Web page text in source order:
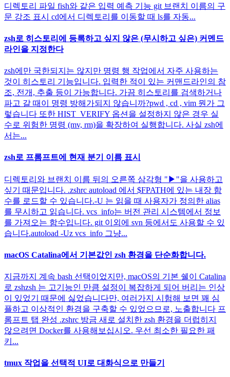
디렉토리 파일 fish와 같은 입력 예측 기능 git 브랜치 이름의 구
문 강조 표시 cd에서 디렉토리를 이동할 때 ls를 자동...
zsh로 히스토리에 등록하고 싶지 않은 (무시하고 싶은) 커멘드
라인을 지정한다
zsh에만 국한되지는 않지만 명령 행 작업에서 자주 사용하는
것이 히스토리 기능입니다. 입력한 적이 있는 커맨드라인의 참
조, 전개, 추출 등이 가능합니다. 가끔 히스토리를 검색하거나
파고 갈 때이 명령 방해가되지 않습니까?pwd , cd , vim 뭔가 그
렇습니다 또한 HIST_VERIFY 옵션을 설정하지 않은 경우 실
수로 위험한 명령 (mv, rm)을 확장하여 실행합니다. 사실 zsh에
서는...
zsh로 프롬프트에 현재 분기 이름 표시
디렉토리와 브랜치 이름 뒤의 오른쪽 삼각형 "▶︎"을 사용하고
싶기 때문입니다. .zshrc autoload 에서 $FPATH에 있는 내장 함
수를 로드할 수 있습니다.-U 는 읽을 때 사용자가 정의한 alias
를 무시하고 읽습니다. vcs_info는 버전 관리 시스템에서 정보
를 가져오는 함수입니다. git 이외에 svn 등에서도 사용할 수 있
습니다.autoload -Uz vcs_info 그냥...
macOS Catalina에서 기본값인 zsh 환경을 단순화합니다.
지금까지 계속 bash 선택이었지만, macOS의 기본 쉘이 Catalina
로 zshzsh 는 고기능인 만큼 설정이 복잡하게 되어 버리는 인상
이 있었기 때문에 싫었습니다만, 여러가지 시험해 보면 꽤 심
플하고 이상적인 환경을 구축할 수 있었으므로, 노출합니다 프
롬프트 탭 완성 .zshrc 방금 새로 설치한 zsh 환경을 더럽히지
않으려면 Docker를 사용해보십시오. 우선 최소한 필요한 패
키...
tmux 작업을 선택적 UI로 대화식으로 만들기